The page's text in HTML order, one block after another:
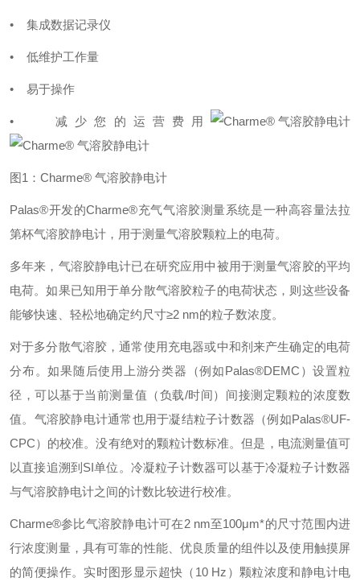
• 集成数据记录仪
• 低维护工作量
• 易于操作
• 减少您的运营费用
图1：Charme® 气溶胶静电计
Palas®开发的Charme®充气气溶胶测量系统是一种高容量法拉
第杯气溶胶静电计，用于测量气溶胶颗粒上的电荷。
多年来，气溶胶静电计已在研究应用中被用于测量气溶胶的平均
电荷。如果已知用于单分散气溶胶粒子的电荷状态，则这些设备
能够快速、轻松地确定约尺寸≥2 nm的粒子数浓度。
对于多分散气溶胶，通常使用充电器或中和剂来产生确定的电荷
分布。如果随后使用上游分类器（例如Palas®DEMC）设置粒
径，可以基于当前测量值（负载/时间）间接测定颗粒的浓度数
值。气溶胶静电计通常也用于凝结粒子计数器（例如Palas®UF-
CPC）的校准。没有绝对的颗粒计数标准。但是，电流测量值可
以直接追溯到SI单位。冷凝粒子计数器可以基于冷凝粒子计数器
与气溶胶静电计之间的计数比较进行校准。
Charme®参比气溶胶静电计可在2 nm至100μm*的尺寸范围内进
行浓度测量，具有可靠的性能、优良质量的组件以及使用触摸屏
的简便操作。实时图形显示超快（10 Hz）颗粒浓度和静电计电